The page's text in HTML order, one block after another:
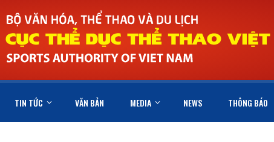
TIN TỨC VĂN BẢN MEDIA NEWS THÔNG BÁO